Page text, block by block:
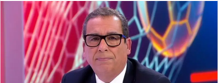
e-
mail